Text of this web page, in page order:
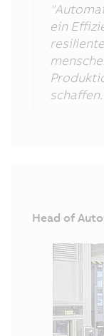
ein
Head of